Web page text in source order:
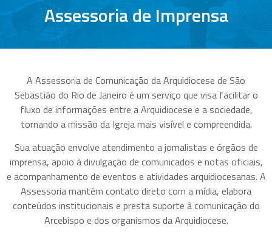
Assessoria de Imprensa
A Assessoria de Comunicação da Arquidiocese de São
Sebastião do Rio de Janeiro é um serviço que visa facilitar o
fluxo de informações entre a Arquidiocese e a sociedade,
tornando a missão da Igreja mais visível e compreendida.
Sua atuação envolve atendimento a jornalistas e órgãos de
imprensa, apoio à divulgação de comunicados e notas oficiais,
e acompanhamento de eventos e atividades arquidiocesanas. A
Assessoria mantém contato direto com a mídia, elabora
conteúdos institucionais e presta suporte à comunicação do
Arcebispo e dos organismos da Arquidiocese.